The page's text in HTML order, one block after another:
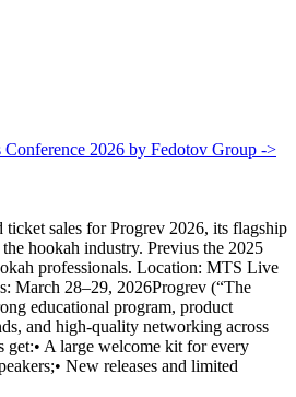
2026 by Fedotov Group ->
ticket sales for Progrev 2026, its flagship
hookah industry. Previus the 2025
professionals. Location: MTS Live
March 28–29, 2026Progrev (“The
educational program, product
and high-quality networking across
get:• A large welcome kit for every
New releases and limited